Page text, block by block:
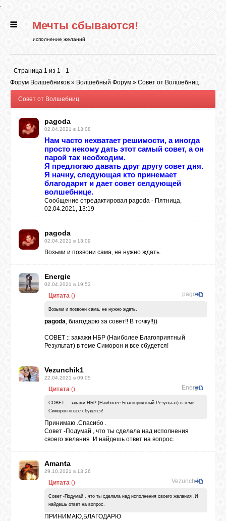
.
ГЛАВНАЯ
РИТУАЛЫ
БИБЛИОТЕКА
ЛУНА
КАРТА
ЖЕЛАНИЙ
ВХОД
Мечты сбываются!
исполнение желаний
Страница 1 из 1
1
Форум Волшебников » Волшебный Форум » Совет от Волшебниц
Совет от Волшебниц
pagoda
02.04.2021 в 13:08
Нам часто нехватает решимости, а иногда
просто некому дать этот самый совет, а он
парой так необходим.
Я предлогаю давать друг другу совет дня.
Я начну, следующая кто принемает
благодарит и дает совет селдующей
волшебнице.
Сообщение отредактировал pagoda - Пятница,
02.04.2021, 13:19
pagoda
02.04.2021 в 13:09
Возьми и позвони сама, не нужно ждать.
Energie
02.04.2021 в 19:53
Цитата pagoda
()
Возьми и позвони сама, не нужно ждать.
pagoda, благодарю за совет!! В точку!!))
СОВЕТ :: закажи НБР (Наиболее Благоприятный
Результат) в теме Симорон и все сбудется!
Vezunchik1
22.04.2021 в 09:05
Цитата Energie
()
СОВЕТ :: закажи НБР (Наиболее Благоприятный Результат) в теме
Симорон и все сбудется!
Принимаю .Спасибо .
Совет -Подумай , что ты сделала над исполнения
своего желания .И найдешь ответ на вопрос.
Amanta
29.10.2021 в 13:26
Цитата Vezunchik1
()
Совет -Подумай , что ты сделала над исполнения своего желания .И
найдешь ответ на вопрос.
ПРИНИМАЮ,БЛАГОДАРЮ